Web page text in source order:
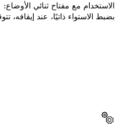
الاستخدام مع مفتاح ثنائي الأوضاع:
بضبط الاستواء ذاتيًا، عند إيقافه،